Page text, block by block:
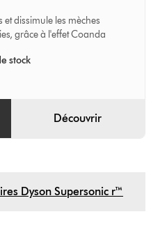
et dissimule les mèches
grâce à l'effet Coanda
stock
Découvrir
Dyson Supersonic r™